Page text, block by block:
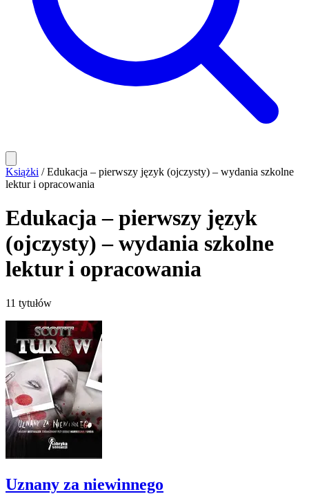
Książki / Edukacja – pierwszy język (ojczysty) – wydania szkolne
lektur i opracowania
Edukacja – pierwszy język
(ojczysty) – wydania szkolne
lektur i opracowania
11 tytułów
Uznany za niewinnego